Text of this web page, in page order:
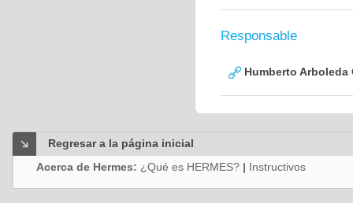
Responsable
Humberto Arboleda
Regresar a la página inicial
Acerca de Hermes: ¿Qué es HERMES? | Instructivos